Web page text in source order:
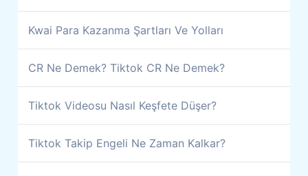
Kwai Para Kazanma Şartları Ve Yolları
CR Ne Demek? Tiktok CR Ne Demek?
Tiktok Videosu Nasıl Keşfete Düşer?
Tiktok Takip Engeli Ne Zaman Kalkar?